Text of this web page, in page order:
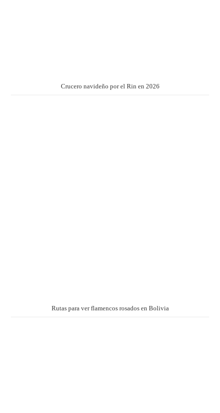
Crucero navideño por el Rin en 2026
Rutas para ver flamencos rosados en Bolivia